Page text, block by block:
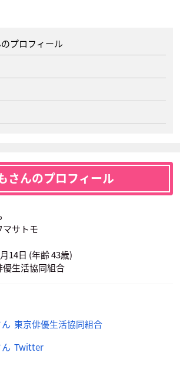
プロフィール
さんのプロフィール
マサトモ
14日 (年齢 43歳)
生活協同組合
東京俳優生活協同組合
ん Twitter